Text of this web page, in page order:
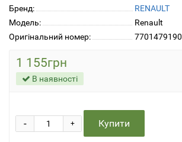
Бренд:
RENAULT
Модель:
Renault
Оригінальний номер:
7701479190
1 155грн
В наявності
+
- Купити